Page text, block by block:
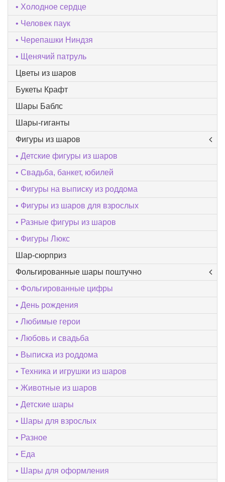
Холодное сердце
Человек паук
Черепашки Ниндзя
Щенячий патруль
Цветы из шаров
Букеты Крафт
Шары Баблс
Шары-гиганты
Фигуры из шаров
Детские фигуры из шаров
Свадьба, банкет, юбилей
Фигуры на выписку из роддома
Фигуры из шаров для взрослых
Разные фигуры из шаров
Фигуры Люкс
Шар-сюрприз
Фольгированные шары поштучно
Фольгированные цифры
День рождения
Любимые герои
Любовь и свадьба
Выписка из роддома
Техника и игрушки из шаров
Животные из шаров
Детские шары
Шары для взрослых
Разное
Еда
Шары для оформления